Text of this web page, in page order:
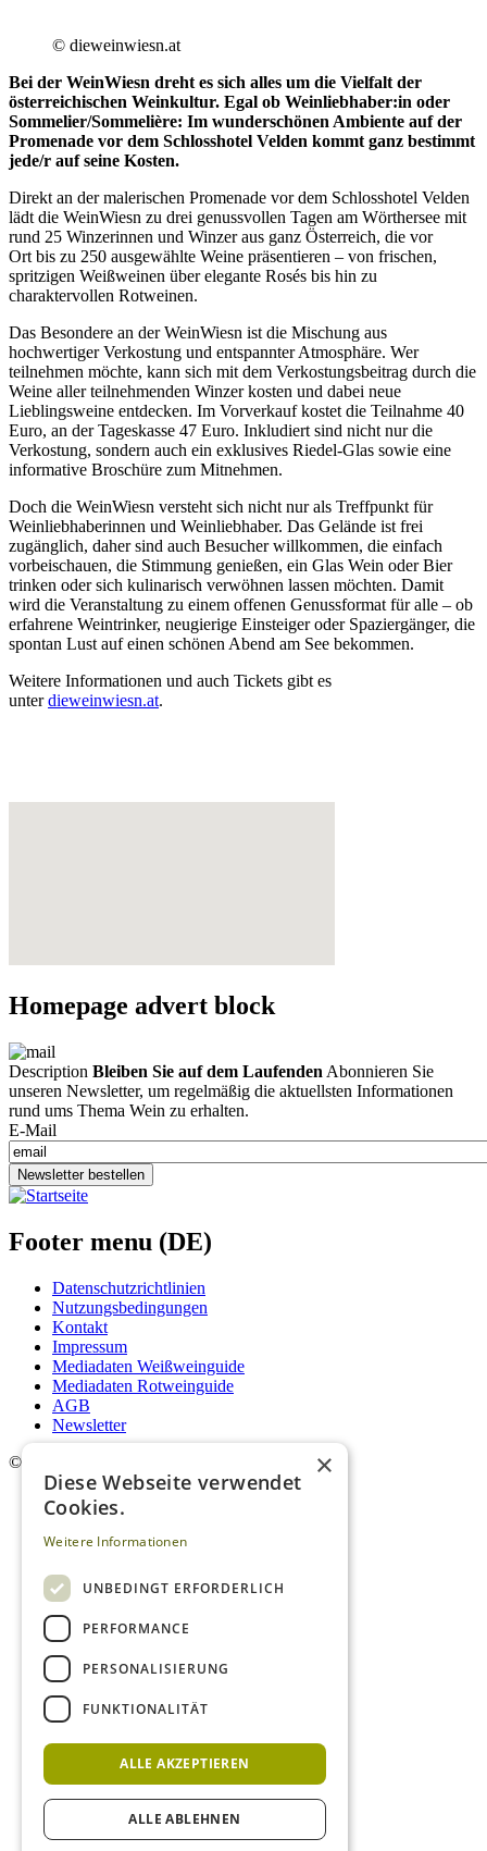
© dieweinwiesn.at
Bei der WeinWiesn dreht es sich alles um die Vielfalt der
österreichischen Weinkultur. Egal ob Weinliebhaber:in oder
Sommelier/Sommelière: Im wunderschönen Ambiente auf der
Promenade vor dem Schlosshotel Velden kommt ganz bestimmt
jede/r auf seine Kosten.
Direkt an der malerischen Promenade vor dem Schlosshotel Velden
lädt die WeinWiesn zu drei genussvollen Tagen am Wörthersee mit
rund 25 Winzerinnen und Winzer aus ganz Österreich, die vor
Ort bis zu 250 ausgewählte Weine präsentieren – von frischen,
spritzigen Weißweinen über elegante Rosés bis hin zu
charaktervollen Rotweinen.
Das Besondere an der WeinWiesn ist die Mischung aus
hochwertiger Verkostung und entspannter Atmosphäre. Wer
teilnehmen möchte, kann sich mit dem Verkostungsbeitrag durch die
Weine aller teilnehmenden Winzer kosten und dabei neue
Lieblingsweine entdecken. Im Vorverkauf kostet die Teilnahme 40
Euro, an der Tageskasse 47 Euro. Inkludiert sind nicht nur die
Verkostung, sondern auch ein exklusives Riedel-Glas sowie eine
informative Broschüre zum Mitnehmen.
Doch die WeinWiesn versteht sich nicht nur als Treffpunkt für
Weinliebhaberinnen und Weinliebhaber. Das Gelände ist frei
zugänglich, daher sind auch Besucher willkommen, die einfach
vorbeischauen, die Stimmung genießen, ein Glas Wein oder Bier
trinken oder sich kulinarisch verwöhnen lassen möchten. Damit
wird die Veranstaltung zu einem offenen Genussformat für alle – ob
erfahrene Weintrinker, neugierige Einsteiger oder Spaziergänger, die
spontan Lust auf einen schönen Abend am See bekommen.
Weitere Informationen und auch Tickets gibt es
unterdieweinwiesn.at.
Homepage advert block
Description Bleiben Sie auf dem Laufenden Abonnieren Sie
unseren Newsletter, um regelmäßig die aktuellsten Informationen
rund ums Thema Wein zu erhalten.
E-Mail
Newsletter bestellen
Footer menu (DE)
Datenschutzrichtlinien
Nutzungsbedingungen
Kontakt
Impressum
Mediadaten Weißweinguide
Mediadaten Rotweinguide
AGB
Newsletter
©
×
Diese Webseite verwendet
Cookies.
Weitere Informationen
UNBEDINGT ERFORDERLICH
PERFORMANCE
PERSONALISIERUNG
FUNKTIONALITÄT
ALLE AKZEPTIEREN
ALLE ABLEHNEN